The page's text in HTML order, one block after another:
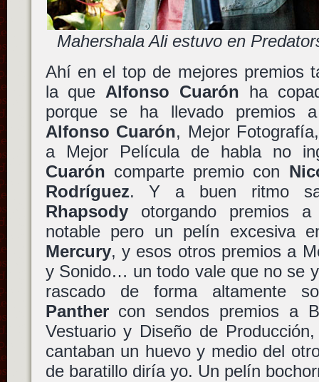
Mahershala Ali estuvo en
Ahí en el top de mejores premios
la que Alfonso Cuarón ha
porque se ha llevado premios
Alfonso Cuarón, Mejor
a Mejor Película de habla no
Cuarón comparte premio con
Rodríguez. Y a buen ritmo
Rhapsodyotorgando premios
notable pero un pelín excesiva
Mercury, y esos otros premios a
y Sonido… un todo vale que no se
rascado de forma altamente
Panthercon sendos premios a
Vestuario y Diseño de
cantaban un huevo y medio del
de baratillo diría yo. Un pelín